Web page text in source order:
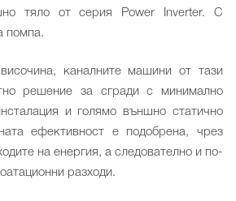
тяло от серия Power Inverter. С
помпа.
каналните машини от тази
решение за сгради с минимално
и голямо външно статично
ефективност е подобрена, чрез
на енергия, а следователно и по-
разходи.